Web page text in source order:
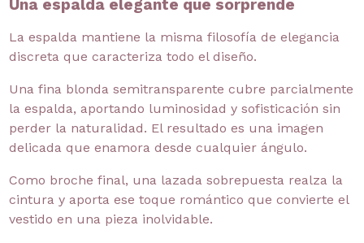
Una espalda elegante que sorprende
La espalda mantiene la misma filosofía de elegancia
discreta que caracteriza todo el diseño.
Una fina blonda semitransparente cubre parcialmente
la espalda, aportando luminosidad y sofisticación sin
perder la naturalidad. El resultado es una imagen
delicada que enamora desde cualquier ángulo.
Como broche final, una lazada sobrepuesta realza la
cintura y aporta ese toque romántico que convierte el
vestido en una pieza inolvidable.